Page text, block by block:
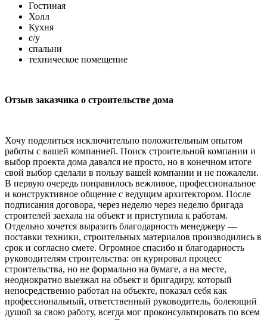
Гостиная
Холл
Кухня
с/у
спальни
техническое помещение
Отзыв заказчика о строительстве дома
Хочу поделиться исключительно положительным опытом
работы с вашей компанией. Поиск строительной компании и
выбор проекта дома давался не просто, но в конечном итоге
свой выбор сделали в пользу вашей компании и не пожалели.
В первую очередь понравилось вежливое, профессиональное
и конструктивное общение с ведущим архитектором. После
подписания договора, через неделю через неделю бригада
строителей заехала на объект и приступила к работам.
Отдельно хочется выразить благодарность менеджеру —
поставки техники, строительных материалов производились в
срок и согласно смете. Огромное спасибо и благодарность
руководителям строительства: он курировал процесс
строительства, но не формально на бумаге, а на месте,
неоднократно выезжал на объект и бригадиру, который
непосредственно работал на объекте, показал себя как
профессиональный, ответственный руководитель, болеющий
душой за свою работу, всегда мог проконсультировать по всем